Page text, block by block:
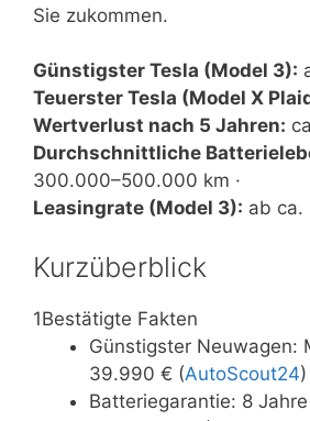
Sie zukommen.
Günstigster Tesla (Model 3):
Teuerster Tesla (Model X
Wertverlust nach 5 Jahren:
Durchschnittliche
300.000–500.000 km ·
Leasingrate (Model 3): ab
Kurzüberblick
1Bestätigte Fakten
Günstigster Neuwagen:
39.990 € (AutoScout24)
Batteriegarantie: 8